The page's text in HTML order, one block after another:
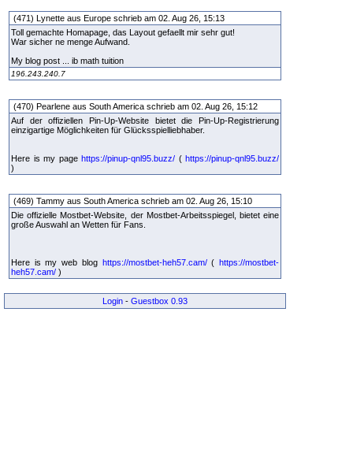
(471) Lynette aus Europe schrieb am 02. Aug 26, 15:13
Toll gemachte Homapage, das Layout gefaellt mir sehr gut!
War sicher ne menge Aufwand.
My blog post ... ib math tuition
196.243.240.7
(470) Pearlene aus South America schrieb am 02. Aug 26, 15:12
Auf der offiziellen Pin-Up-Website bietet die Pin-Up-Registrierung
einzigartige Möglichkeiten für Glücksspielliebhaber.
Here is my page https://pinup-qnl95.buzz/ ( https://pinup-qnl95.buzz/
)
(469) Tammy aus South America schrieb am 02. Aug 26, 15:10
Die offizielle Mostbet-Website, der Mostbet-Arbeitsspiegel, bietet eine
große Auswahl an Wetten für Fans.
Here is my web blog https://mostbet-heh57.cam/(https://mostbet-
heh57.cam/ )
Login - Guestbox 0.93